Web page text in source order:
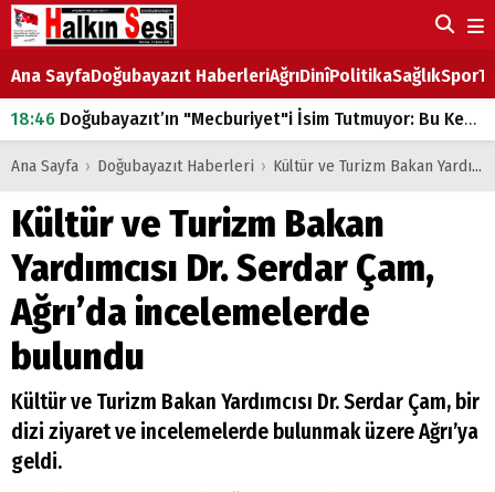
Ana SayfaDoğubayazıt HaberleriAğrıDinîPolitikaSağlıkSpor
18:46 Doğubayazıt’ın "Mecburiyet"i İsim Tutmuyor: Bu Kez de Mem u Zîn Oldu!
07:53Doğubayazıt’ta Ekmek Fiyatlarına Zam
07:16Doğubayazıt'ta çocukların sırtındaki ağır yük
07:00
DEVLET ve HÜKÜMET
18:29ÇARŞI CADDESİ YAZ BOZ TAHTASI
Ana Sayfa › Doğubayazıt Haberleri › Kültür ve Turizm Bakan Yardımcısı Dr. Serdar Çam, Ağrı’da incelemelerde bulundu
Kültür ve Turizm Bakan
Yardımcısı Dr. Serdar Çam,
Ağrı’da incelemelerde
bulundu
Kültür ve Turizm Bakan Yardımcısı Dr. Serdar Çam, bir
dizi ziyaret ve incelemelerde bulunmak üzere Ağrı’ya
geldi.